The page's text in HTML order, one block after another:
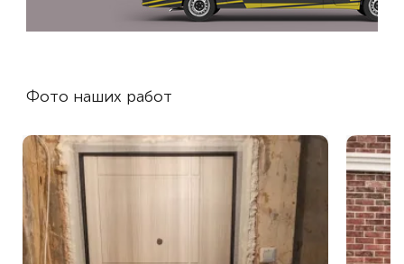
Фото наших работ